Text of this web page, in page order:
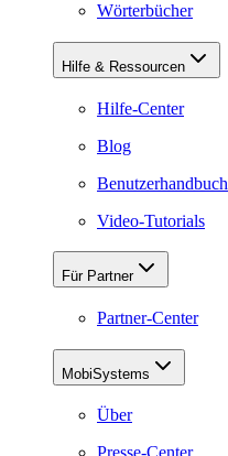
Wörterbücher
Hilfe & Ressourcen
Hilfe-Center
Blog
Benutzerhandbuch
Video-Tutorials
Für Partner
Partner-Center
MobiSystems
Über